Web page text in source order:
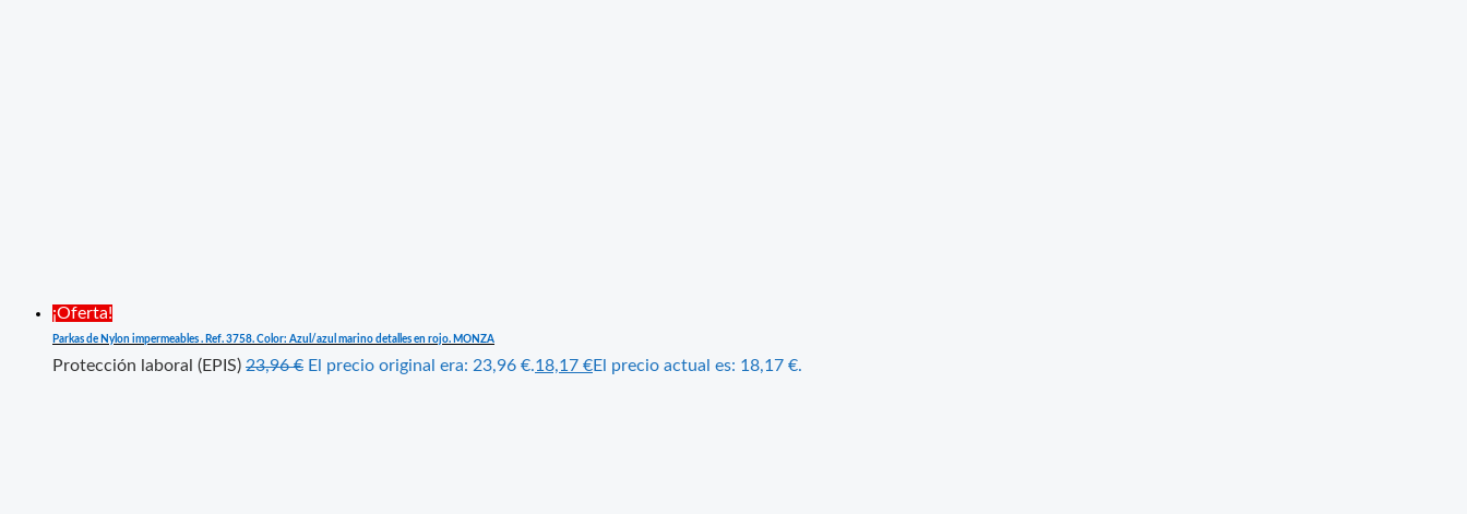
¡Oferta!
Parkas de Nylon impermeables . Ref. 3758. Color: Azul/azul marino detalles en rojo. MONZA
Protección laboral (EPIS) 23,96€ El precio original era: 23,96 €.18,17 €El precio actual es: 18,17 €.